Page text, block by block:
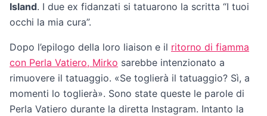
Island. I due ex fidanzati si tatuarono la scritta “I tuoi
occhi la mia cura”.
Dopo l’epilogo della loro liaison e il ritorno di fiamma
con Perla Vatiero, Mirko sarebbe intenzionato a
rimuovere il tatuaggio. «Se toglierà il tatuaggio? Sì, a
momenti lo toglierà». Sono state queste le parole di
Perla Vatiero durante la diretta Instagram. Intanto la